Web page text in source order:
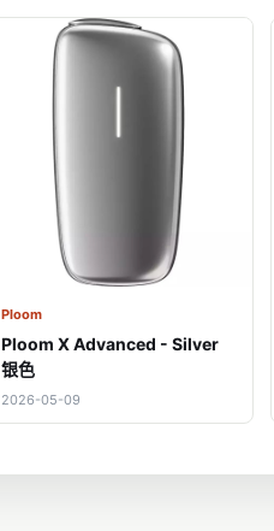
Ploom
Ploom X Advanced - Silver
银色
2026-05-09